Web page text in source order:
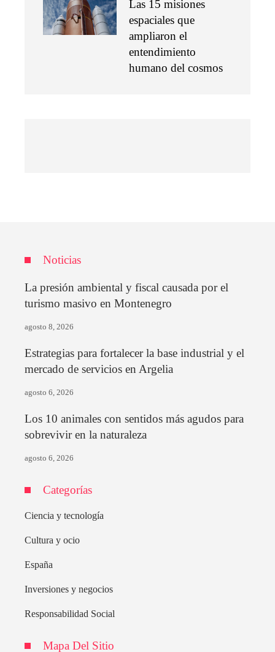
Las 15 misiones
espaciales que
ampliaron el
entendimiento
humano del cosmos
Noticias
La presión ambiental y fiscal causada por el
turismo masivo en Montenegro
agosto 8, 2026
Estrategias para fortalecer la base industrial y el
mercado de servicios en Argelia
agosto 6, 2026
Los 10 animales con sentidos más agudos para
sobrevivir en la naturaleza
agosto 6, 2026
Categorías
Ciencia y tecnología
Cultura y ocio
España
Inversiones y negocios
Responsabilidad Social
Mapa Del Sitio